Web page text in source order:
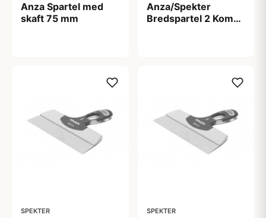
Anza Spartel med
skaft 75 mm
Anza/Spekter
Bredspartel 2 Komp
SPEKTER SPEKTER